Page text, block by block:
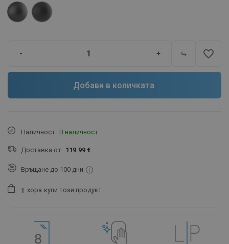
- + favorite_border
Добави в количката
Наличност: В наличност
Доставка от: 119.99 €
Връщане до 100 дни
1 хора купи този продукт.